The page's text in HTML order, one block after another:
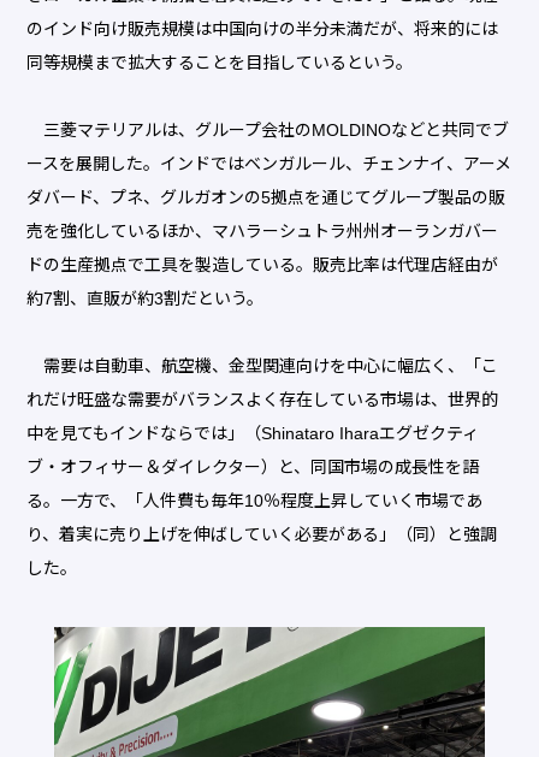
のインド向け販売規模は中国向けの半分未満だが、将来的には
同等規模まで拡大することを目指しているという。
三菱マテリアルは、グループ会社のMOLDINOなどと共同でブ
ースを展開した。インドではベンガルール、チェンナイ、アーメ
ダバード、プネ、グルガオンの5拠点を通じてグループ製品の販
売を強化しているほか、マハラーシュトラ州州オーランガバー
ドの生産拠点で工具を製造している。販売比率は代理店経由が
約7割、直販が約3割だという。
需要は自動車、航空機、金型関連向けを中心に幅広く、「こ
れだけ旺盛な需要がバランスよく存在している市場は、世界的
中を見てもインドならでは」（Shinataro Iharaエグゼクティ
ブ・オフィサー＆ダイレクター）と、同国市場の成長性を語
る。一方で、「人件費も毎年10％程度上昇していく市場であ
り、着実に売り上げを伸ばしていく必要がある」（同）と強調
した。